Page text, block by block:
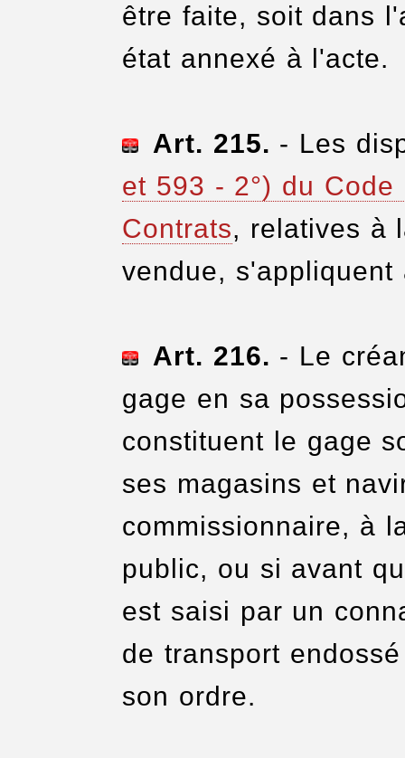
être faite, soit dans
état annexé à l'acte.
Art. 215. - Les
et 593 - 2°) du
Contrats, relatives à
vendue,
Art. 216. - Le
gage en sa
constituent le gage
ses magasins et
commissionnaire, à
public, ou si avant
est saisi par un
de transport
son ordre.